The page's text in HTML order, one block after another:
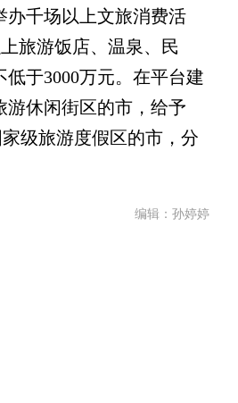
办千场以上文旅消费活
旅游饭店、温泉、民
于3000万元。在平台建
休闲街区的市，给予
级旅游度假区的市，分
编辑：孙婷婷